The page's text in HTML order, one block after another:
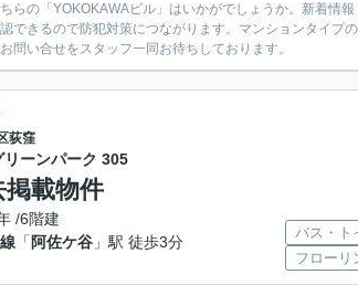
らの「YOKOKAWAビル」はいかがでしょうか。新着情
できるので防犯対策につながります。マンションタイプ
問い合せをスタッフ一同お待ちしております。
荻窪
リーンパーク 305
掲載物件
/6階建
「 阿佐ケ谷 」駅 徒歩3分
バス・ト
フローリ